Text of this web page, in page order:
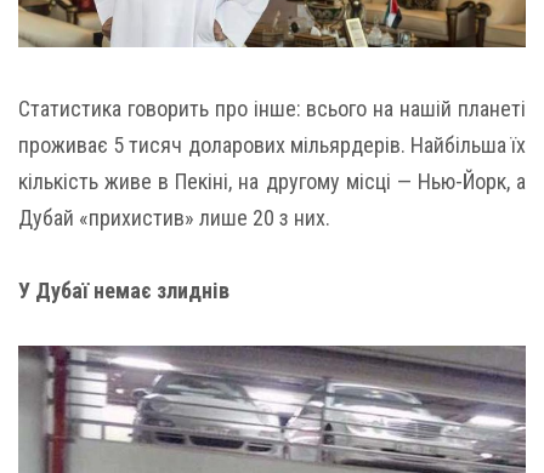
Статистика говорить про інше: всього на нашій планеті
проживає 5 тисяч доларових мільярдерів. Найбільша їх
кількість живе в Пекіні, на другому місці — Нью-Йорк, а
Дубай «прихистив» лише 20 з них.
У Дубаї немає злиднів